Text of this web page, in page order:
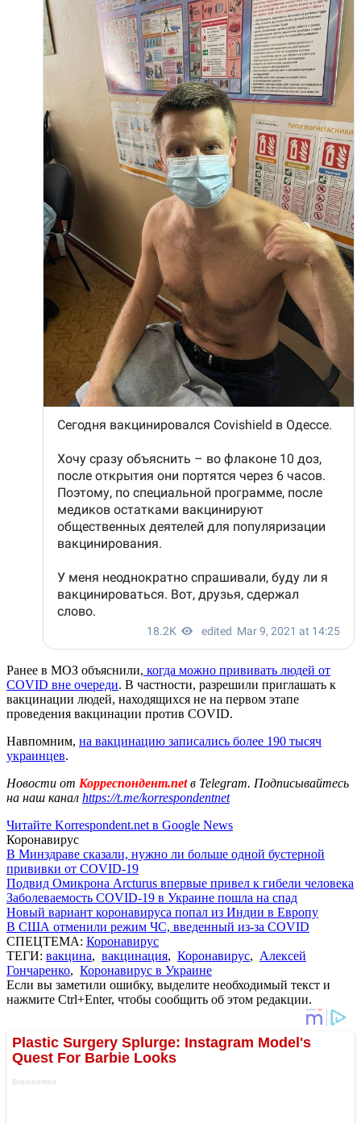
Ранее в МОЗ объяснили, когда можно прививать людей от
COVID вне очереди. В частности, разрешили приглашать к
вакцинации людей, находящихся не на первом этапе
проведения вакцинации против COVID.
Навпомним, на вакцинацию записались более 190 тысяч
украинцев.
Новости от Корреспондент.netв Telegram. Подписывайтесь
на наш канал https://t.me/korrespondentnet
Читайте Korrespondent.net в Google News
Коронавирус
В Минздраве сказали, нужно ли больше одной бустерной
прививки от COVID-19
Подвид Омикрона Arcturus впервые привел к гибели человека
Заболеваемость COVID-19 в Украине пошла на спад
Новый вариант коронавируса попал из Индии в Европу
В США отменили режим ЧС, введенный из-за COVID
СПЕЦТЕМА: Коронавирус
ТЕГИ: вакцина, вакцинация, Коронавирус, Алексей
Гончаренко, Коронавирус в Украине
Если вы заметили ошибку, выделите необходимый текст и
нажмите Ctrl+Enter, чтобы сообщить об этом редакции.